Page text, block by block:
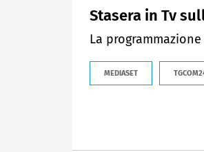
Stasera in Tv
La
MEDIASET